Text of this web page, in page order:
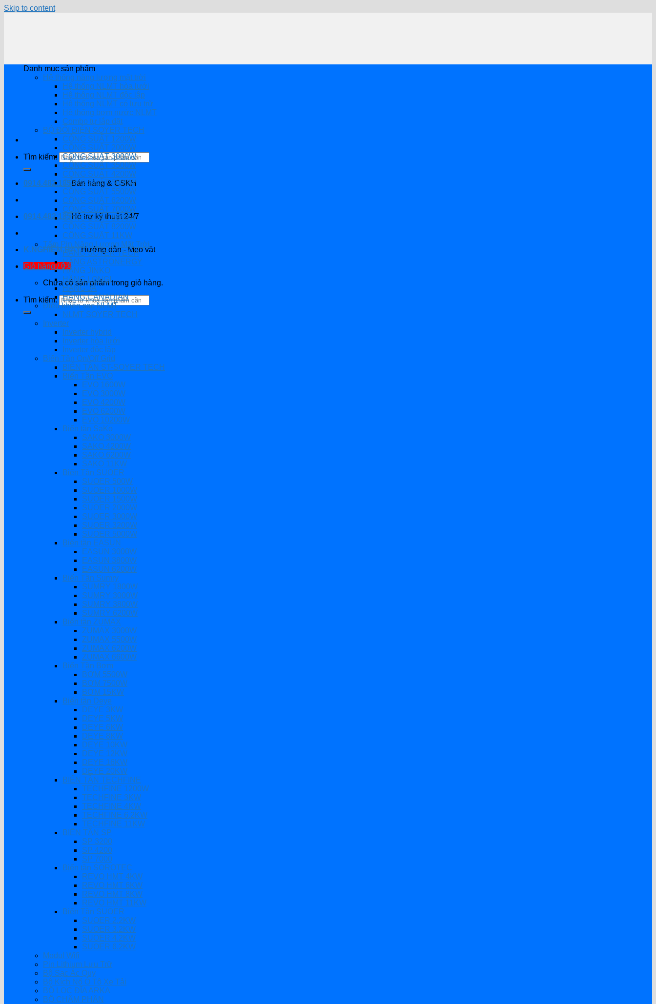
Skip to content
Tìm kiếm:
0914.482.135Bán hàng & CSKH
0914.482.135Hỗ trợ kỹ thuật 24/7
K.NGHIỆM HAYHướng dẫn - Mẹo vặt
Giỏ hàng /0₫
Chưa có sản phẩm trong giỏ hàng.
Tìm kiếm:
Danh mục sản phẩm
Hệ thống năng lượng mặt trời
Hệ thống NLMT hòa lưới
Hệ thông NLMT độc lập
Hệ thống NLMT có lưu trữ
Hệ thống bơm nước NLMT
Combo tự lắp đặt
BỘ ĐỔI ĐIỆN SOYER TECH
CÔNG SUẤT 1200W
CÔNG SUẤT 2000W
CÔNG SUẤT 3000W
CÔNG SUẤT 3500W
CÔNG SUẤT 4200W
CÔNG SUẤT 5000W
CÔNG SUẤT 5500W
CÔNG SUẤT 6200W
CÔNG SUẤT 7000W
CÔNG SUẤT 8000W
CÔNG SUẤT 8200W
CÔNG SUẤT 11KW
Tấm Pin Năng Lượng Mặt Trời
HÃNG SOYER TECH
HÃNG ASTRONERGY
HÃNG JINKO
HÃNG LONGI
HÃNG JA
HÃNG CANADIAN
Điều khiển sạc NLMT
NLMT SOYER TECH
Inverter
Inverter hybrid
Inverter hòa lưới
Inverter độc lập
Biến Tần On/Off Grid
BIẾN TẦN ST-SOYER TECH
Biến Tần EVO
EVO 1600W
EVO 3000W
EVO 4200W
EVO 6200W
EVO 10200W
Biến tần SaKo
SAKO 3000W
SAKO 4200W
SAKO 6200W
SAKO 11KW
Biến Tần SUOER
SUOER 500W
SUOER 1000W
SUOER 1500W
SUOER 2000W
SUOER 3000W
SUOER 3200W
SUOER 5000W
Biến tần EASUN
EASUN 3000W
EASUN 3800W
EASUN 6200W
Biến Tần Sumry
SUMRY 1800W
SUMRY 3000W
SUMRY 3800W
SUMRY 6200W
Biến tần ZUMAX
ZUMAX 3000W
ZUMAX 5500W
ZUMAX 6200W
ZUMAX 6600W
Biến Tần Bơm
BƠM 5500W
BƠM 7500W
BƠM 15KW
Biến tần Deye
DEYE 3KW
DEYE 5KW
DEYE 6KW
DEYE 8KW
DEYE 10KW
DEYE 12KW
DEYE 16KW
DEYE 20KW
BIẾN TẦN TECHFINE
TECHFINE 1200W
TECHFINE 3KW
TECHFINE 4KW
TECHFINE 6.2KW
TECHFINE 11KW
BIẾN TẦN SP
SP 3200
SP 4200
SP 7000
Biến tần SOROTEC
REVO HMT 4KW
REVO HMT 6KW
REVO HMT 8KW
REVO HMT 11KW
Biến Tần SUOER
SUOER 2.2KW
SUOER 3.2KW
SUOER 4.2KW
SUOER 6.2KW
Modul Wifi
Pin Lithium Lưu Trữ
Bộ Sạc Ắc Quy
Bộ Kích Nổ Ô Tô Xe Tải
BỘ LỌC ĐĨA ARKA
BỘ CHÂM PHÂN